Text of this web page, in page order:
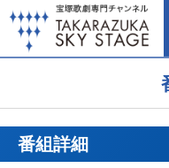
番組詳細